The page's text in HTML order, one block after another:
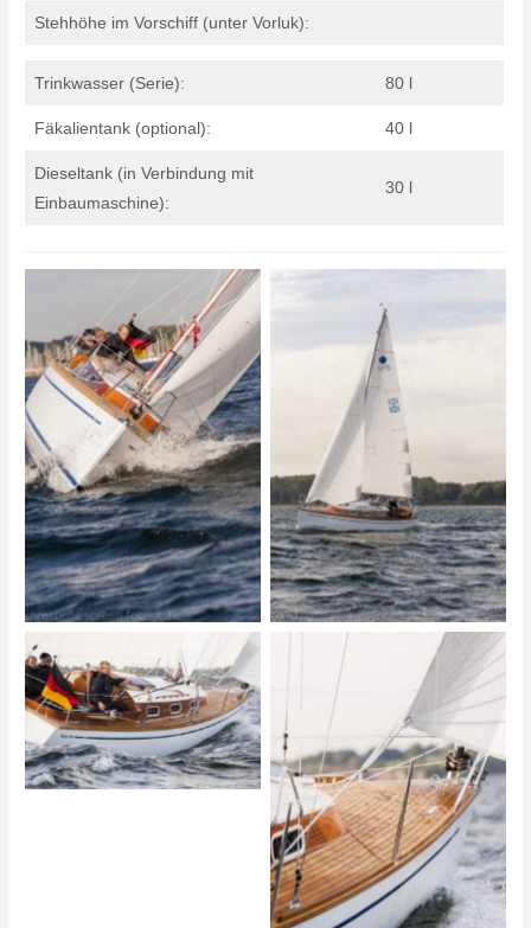
Stehhöhe im Vorschiff (unter Vorluk):
Trinkwasser (Serie): 80 l
Fäkalientank (optional): 40 l
Dieseltank (in Verbindung mit
Einbaumaschine):
30 l
Biga 242 Biga 242
Biga 242